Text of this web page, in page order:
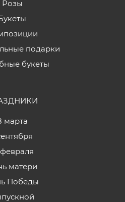
Розы
подарки
букеты
марта
февраля
матери
Победы